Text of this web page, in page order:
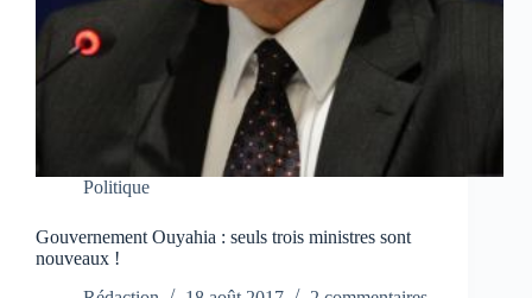
Politique
Gouvernement Ouyahia : seuls trois ministres sont
nouveaux !